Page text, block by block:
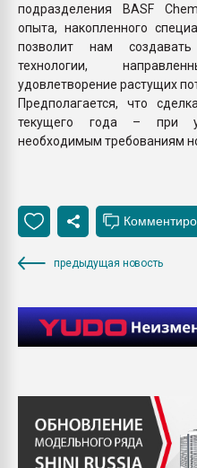
подразделения BASF
опыта, накопленного
позволит нам
технологии,
удовлетворение растущих
Предполагается, что
текущего года – при
необходимым требованиям
предыдущая новость